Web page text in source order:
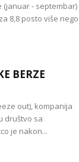
(januar - septembar)
8,8 posto više nego
BERZE
out), kompanija
društvo sa
je nakon...